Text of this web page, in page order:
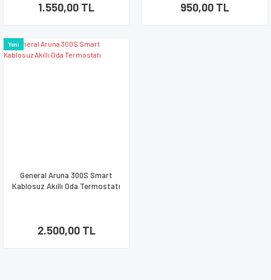
1.550,00 TL 950,00 TL
Yeni
General Aruna 300S Smart
Kablosuz Akıllı Oda Termostatı
2.500,00 TL